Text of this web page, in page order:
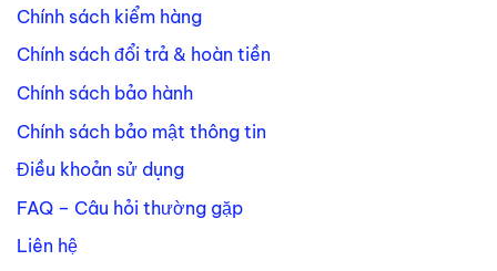
Chính sách kiểm hàng
Chính sách đổi trả & hoàn tiền
Chính sách bảo hành
Chính sách bảo mật thông tin
Điều khoản sử dụng
FAQ – Câu hỏi thường gặp
Liên hệ